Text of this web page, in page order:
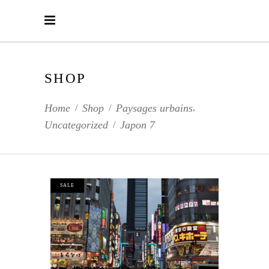
SHOP
Home / Shop / Paysages urbains,
Uncategorized / Japon 7
SALE